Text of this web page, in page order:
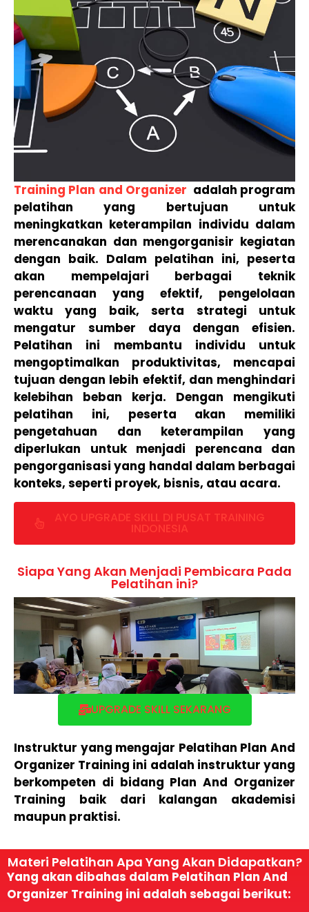
Training Plan and Organizer adalah program
pelatihan yang bertujuan untuk
meningkatkan keterampilan individu dalam
merencanakan dan mengorganisir kegiatan
dengan baik. Dalam pelatihan ini, peserta
akan mempelajari berbagai teknik
perencanaan yang efektif, pengelolaan
waktu yang baik, serta strategi untuk
mengatur sumber daya dengan efisien.
Pelatihan ini membantu individu untuk
mengoptimalkan produktivitas, mencapai
tujuan dengan lebih efektif, dan menghindari
kelebihan beban kerja. Dengan mengikuti
pelatihan ini, peserta akan memiliki
pengetahuan dan keterampilan yang
diperlukan untuk menjadi perencana dan
pengorganisasi yang handal dalam berbagai
konteks, seperti proyek, bisnis, atau acara.
AYO UPGRADE SKILL DI PUSAT TRAINING
INDONESIA
Siapa Yang Akan Menjadi Pembicara Pada
Pelatihan ini?
UPGRADE SKILL SEKARANG
Instruktur yang mengajar Pelatihan Plan And
Organizer Training ini adalah instruktur yang
berkompeten di bidang Plan And Organizer
Training baik dari kalangan akademisi
maupun praktisi.
Materi Pelatihan Apa Yang Akan Didapatkan?
Yang akan dibahas dalam Pelatihan Plan And
Organizer Training ini adalah sebagai berikut: